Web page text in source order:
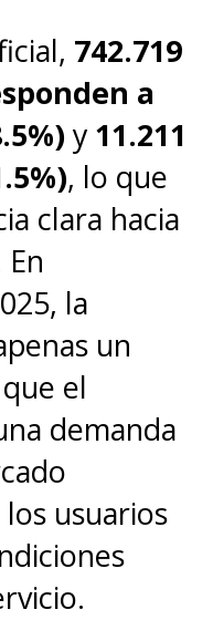
de
, por lo que
leerlas.
742.719
a
y 11.211
, lo que
clara hacia
la
un
el
demanda
usuarios